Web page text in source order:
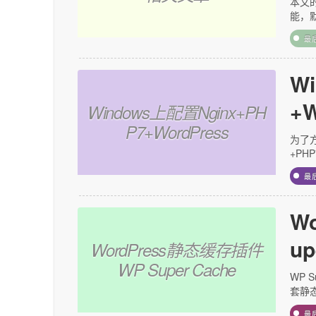
能，
最
Windows上配置Nginx+PH
P7+WordPress
为了
最
WordPress静态缓存插件
WP Super Cache
WP
套静
最